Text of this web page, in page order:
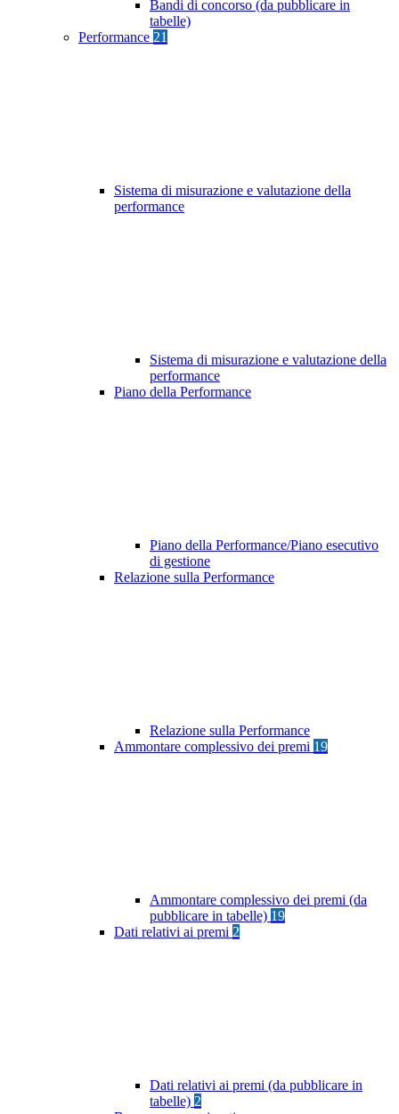
Bandi di concorso (da pubblicare in
tabelle)
Performance 21
Sistema di misurazione e valutazione della
performance
Sistema di misurazione e valutazione della
performance
Piano della Performance
Piano della Performance/Piano esecutivo
di gestione
Relazione sulla Performance
Relazione sulla Performance
Ammontare complessivo dei premi 19
Ammontare complessivo dei premi (da
pubblicare in tabelle) 19
Dati relativi ai premi 2
Dati relativi ai premi (da pubblicare in
tabelle) 2